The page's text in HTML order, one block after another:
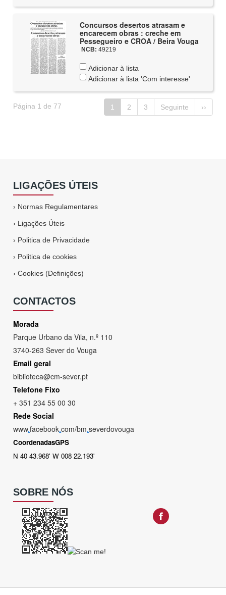
Concursos desertos atrasam e
encarecem obras : creche em
Pessegueiro e CROA / Beira Vouga
NCB: 49219
Adicionar à lista
Adicionar à lista 'Com interesse'
Página 1 de 77 1 2 3 Seguinte ››
LIGAÇÕES ÚTEIS
› Normas Regulamentares
› Ligações Úteis
› Politica de Privacidade
› Politica de cookies
›Cookies (Definições)
CONTACTOS
Morada
Parque Urbano da Vila, n.º 110
3740-263 Sever do Vouga
Email geral
biblioteca@cm-sever.pt
Telefone Fixo
+ 351 234 55 00 30
Rede Social
www.facebook.com/bm.severdovouga
CoordenadasGPS
N 40 43.968' W 008 22.193'
SOBRE NÓS